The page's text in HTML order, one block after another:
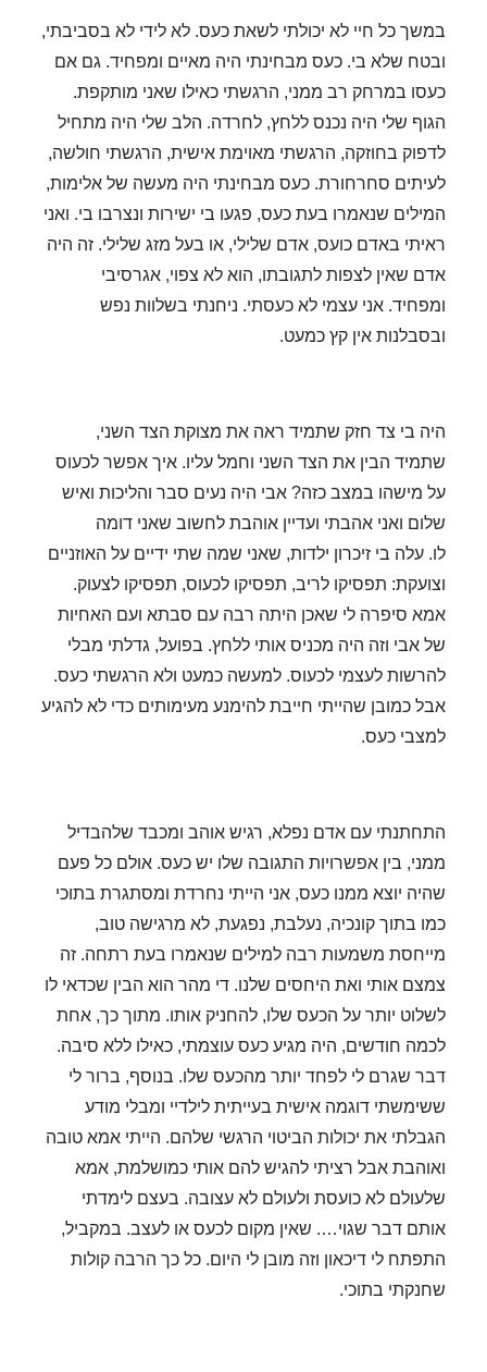
במשך כל חיי לא יכולתי לשאת כעס. לא לידי לא בסביבתי,
ובטח שלא בי. כעס מבחינתי היה מאיים ומפחיד. גם אם
כעסו במרחק רב ממני, הרגשתי כאילו שאני מותקפת.
הגוף שלי היה נכנס ללחץ, לחרדה. הלב שלי היה מתחיל
לדפוק בחוזקה, הרגשתי מאוימת אישית, הרגשתי חולשה,
לעיתים סחרחורת. כעס מבחינתי היה מעשה של אלימות,
המילים שנאמרו בעת כעס, פגעו בי ישירות ונצרבו בי. ואני
ראיתי באדם כועס, אדם שלילי, או בעל מזג שלילי. זה היה
אדם שאין לצפות לתגובתו, הוא לא צפוי, אגרסיבי
ומפחיד. אני עצמי לא כעסתי. ניחנתי בשלוות נפש
ובסבלנות אין קץ כמעט.
היה בי צד חזק שתמיד ראה את מצוקת הצד השני,
שתמיד הבין את הצד השני וחמל עליו. איך אפשר לכעוס
על מישהו במצב כזה? אבי היה נעים סבר והליכות ואיש
שלום ואני אהבתי ועדיין אוהבת לחשוב שאני דומה
לו. עלה בי זיכרון ילדות, שאני שמה שתי ידיים על האוזניים
וצועקת: תפסיקו לריב, תפסיקו לכעוס, תפסיקו לצעוק.
אמא סיפרה לי שאכן היתה רבה עם סבתא ועם האחיות
של אבי וזה היה מכניס אותי ללחץ. בפועל, גדלתי מבלי
להרשות לעצמי לכעוס. למעשה כמעט ולא הרגשתי כעס.
אבל כמובן שהייתי חייבת להימנע מעימותים כדי לא להגיע
למצבי כעס.
התחתנתי עם אדם נפלא, רגיש אוהב ומכבד שלהבדיל
ממני, בין אפשרויות התגובה שלו יש כעס. אולם כל פעם
שהיה יוצא ממנו כעס, אני הייתי נחרדת ומסתגרת בתוכי
כמו בתוך קונכיה, נעלבת, נפגעת, לא מרגישה טוב,
מייחסת משמעות רבה למילים שנאמרו בעת רתחה. זה
צמצם אותי ואת היחסים שלנו. די מהר הוא הבין שכדאי לו
לשלוט יותר על הכעס שלו, להחניק אותו. מתוך כך, אחת
לכמה חודשים, היה מגיע כעס עוצמתי, כאילו ללא סיבה.
דבר שגרם לי לפחד יותר מהכעס שלו. בנוסף, ברור לי
ששימשתי דוגמה אישית בעייתית לילדיי ומבלי מודע
הגבלתי את יכולות הביטוי הרגשי שלהם. הייתי אמא טובה
ואוהבת אבל רציתי להגיש להם אותי כמושלמת, אמא
שלעולם לא כועסת ולעולם לא עצובה. בעצם לימדתי
אותם דבר שגוי…. שאין מקום לכעס או לעצב. במקביל,
התפתח לי דיכאון וזה מובן לי היום. כל כך הרבה קולות
שחנקתי בתוכי.